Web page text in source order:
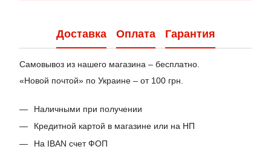
Доставка Оплата Гарантия
Самовывоз из нашего магазина – бесплатно.
«Новой почтой» по Украине – от 100 грн.
Наличными при получении
Кредитной картой в магазине или на НП
На IBAN счет ФОП